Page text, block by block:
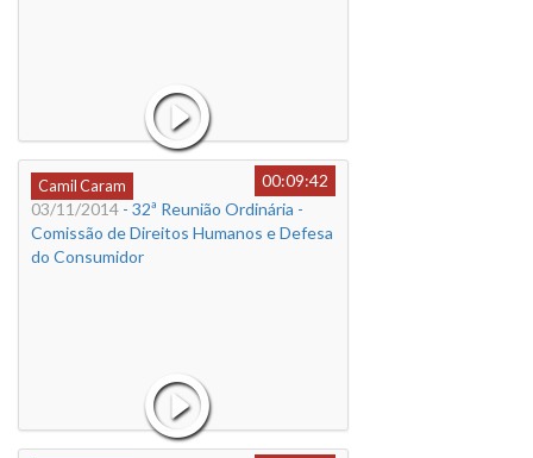
Camil Caram
00:09:42
03/11/2014 - 32ª Reunião Ordinária -
Comissão de Direitos Humanos e Defesa
do Consumidor